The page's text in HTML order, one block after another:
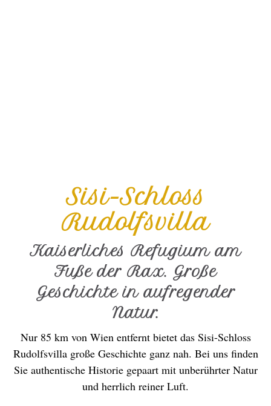
Sisi-Schloss
Rudolfsvilla
Kaiserliches Refugium am
Fuße der Rax. Große
Geschichte in aufregender
Natur.
Nur 85 km von Wien entfernt bietet das Sisi-Schloss
Rudolfsvilla große Geschichte ganz nah. Bei uns finden
Sie authentische Historie gepaart mit unberührter Natur
und herrlich reiner Luft.